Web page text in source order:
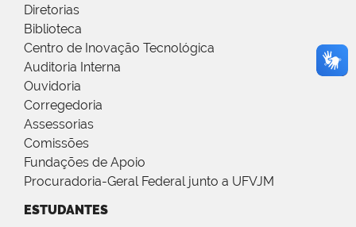
Diretorias
Biblioteca
Centro de Inovação Tecnológica
Auditoria Interna
Ouvidoria
Corregedoria
Assessorias
Comissões
Fundações de Apoio
Procuradoria-Geral Federal junto a UFVJM
ESTUDANTES